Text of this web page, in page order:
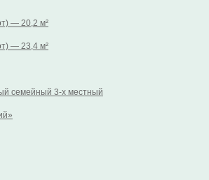
— 20,2 м²
— 23,4 м²
семейный 3-х местный